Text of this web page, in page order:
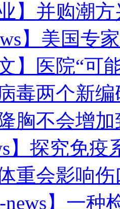
】并购潮
】美国专
】医院“可
毒两个新编
胸不会增
】探究免疫
重会影响
news】一种